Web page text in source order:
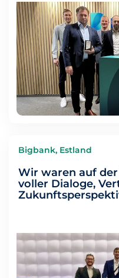
Bigbank, Estland
Wir waren auf der
voller Dialoge,